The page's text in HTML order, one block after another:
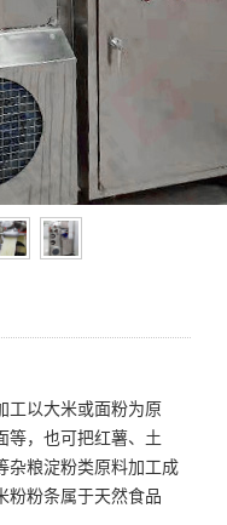
工以大米或面粉为原
等，也可把红薯、土
杂粮淀粉类原料加工成
粉粉条属于天然食品